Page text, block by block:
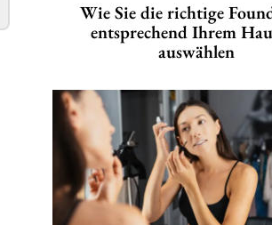
Wie Sie die richtige
entsprechend Ihrem
auswählen